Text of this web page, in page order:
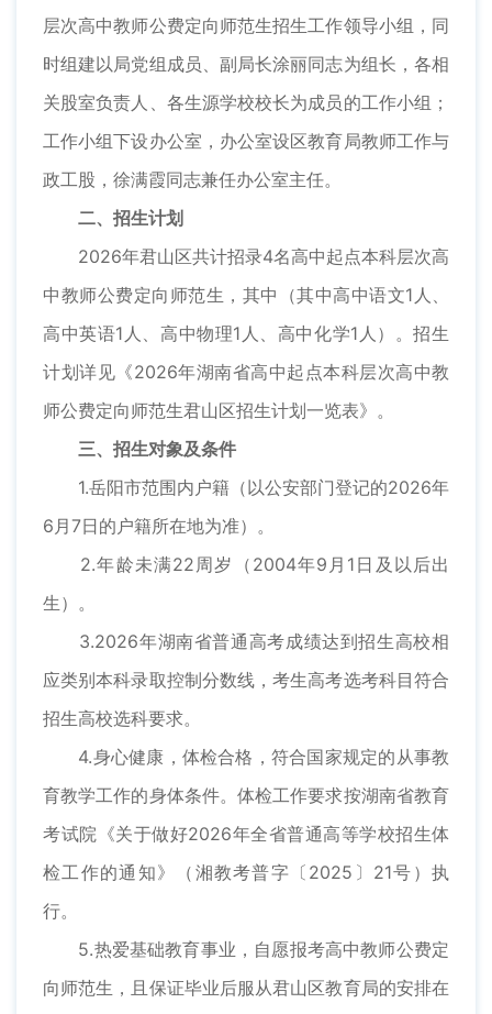
层次高中教师公费定向师范生招生工作领导小组，同
时组建以局党组成员、副局长涂丽同志为组长，各相
关股室负责人、各生源学校校长为成员的工作小组；
工作小组下设办公室，办公室设区教育局教师工作与
政工股，徐满霞同志兼任办公室主任。
二、招生计划
2026年君山区共计招录4名高中起点本科层次高
中教师公费定向师范生，其中（其中高中语文1人、
高中英语1人、高中物理1人、高中化学1人）。招生
计划详见《2026年湖南省高中起点本科层次高中教
师公费定向师范生君山区招生计划一览表》。
三、招生对象及条件
1.岳阳市范围内户籍（以公安部门登记的2026年
6月7日的户籍所在地为准）。
2.年龄未满22周岁（2004年9月1日及以后出
生）。
3.2026年湖南省普通高考成绩达到招生高校相
应类别本科录取控制分数线，考生高考选考科目符合
招生高校选科要求。
4.身心健康，体检合格，符合国家规定的从事教
育教学工作的身体条件。体检工作要求按湖南省教育
考试院《关于做好2026年全省普通高等学校招生体
检工作的通知》（湘教考普字〔2025〕21号）执
行。
5.热爱基础教育事业，自愿报考高中教师公费定
向师范生，且保证毕业后服从君山区教育局的安排在